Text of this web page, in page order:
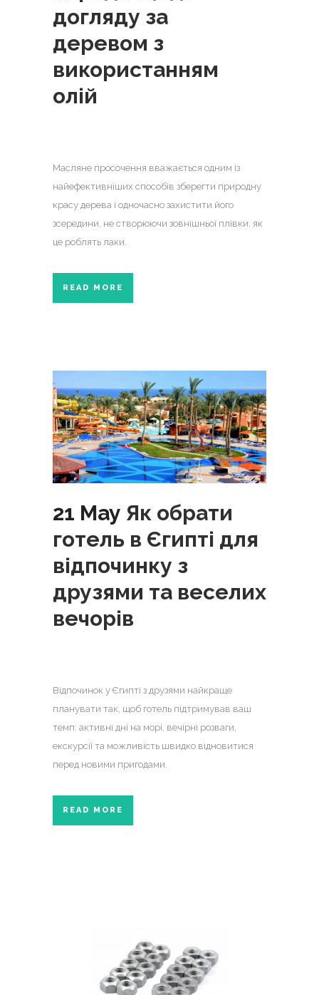
догляду за
деревом з
використанням
олій
Масляне просочення вважається одним із
найефективніших способів зберегти природну
красу дерева і одночасно захистити його
зсередини, не створюючи зовнішньої плівки, як
це роблять лаки.
READ MORE
21 May Як обрати
готель в Єгипті для
відпочинку з
друзями та веселих
вечорів
Відпочинок у Єгипті з друзями найкраще
планувати так, щоб готель підтримував ваш
темп: активні дні на морі, вечірні розваги,
екскурсії та можливість швидко відновитися
перед новими пригодами.
READ MORE